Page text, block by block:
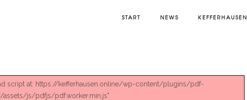
START NEWS KEFFERHAUSEN
script at: https://kefferhausen.online/wp-content/plugins/pdf-
js/pdfjs/pdf.worker.min.js".